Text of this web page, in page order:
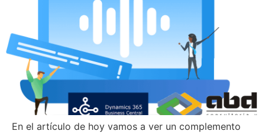
En el artículo de hoy vamos a ver un complemento